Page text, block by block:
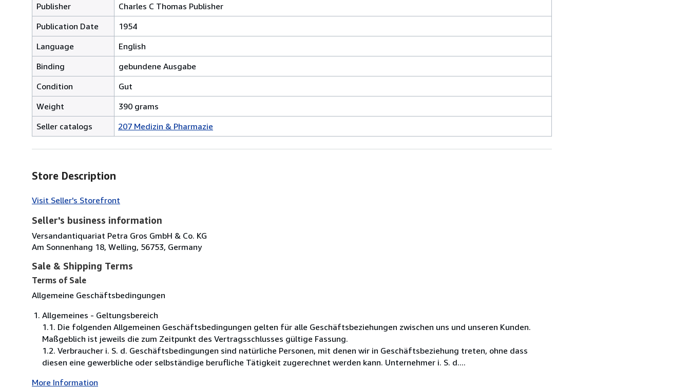
Publisher
Charles C Thomas Publisher
Publication Date
1954
Language
English
Binding
gebundene Ausgabe
Condition
Gut
Weight
390 grams
Seller catalogs
207 Medizin & Pharmazie
Store Description
Visit Seller's Storefront
Seller's business information
Versandantiquariat Petra Gros GmbH & Co. KG
Am Sonnenhang 18, Welling, 56753, Germany
Sale & Shipping Terms
Terms of Sale
Allgemeine Geschäftsbedingungen
Allgemeines - Geltungsbereich
1.1. Die folgenden Allgemeinen Geschäftsbedingungen gelten für alle Geschäftsbeziehungen zwischen uns und unseren Kunden.
Maßgeblich ist jeweils die zum Zeitpunkt des Vertragsschlusses gültige Fassung.
1.2. Verbraucher i. S. d. Geschäftsbedingungen sind natürliche Personen, mit denen wir in Geschäftsbeziehung treten, ohne dass
diesen eine gewerbliche oder selbständige berufliche Tätigkeit zugerechnet werden kann. Unternehmer i. S. d....
More Information